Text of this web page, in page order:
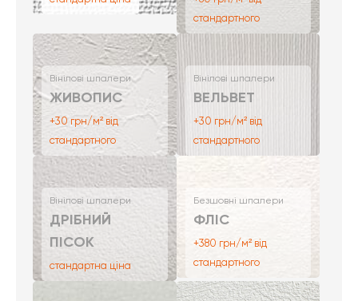
стандартного
Вінілові шпалери
ЖИВОПИС
+30 грн/м² від
стандартного
Вінілові шпалери
ВЕЛЬВЕТ
+30 грн/м² від
стандартного
Вінілові шпалери
ДРІБНИЙ
ПІСОК
стандартна ціна
Безшовні шпалери
ФЛІС
+380 грн/м² від
стандартного